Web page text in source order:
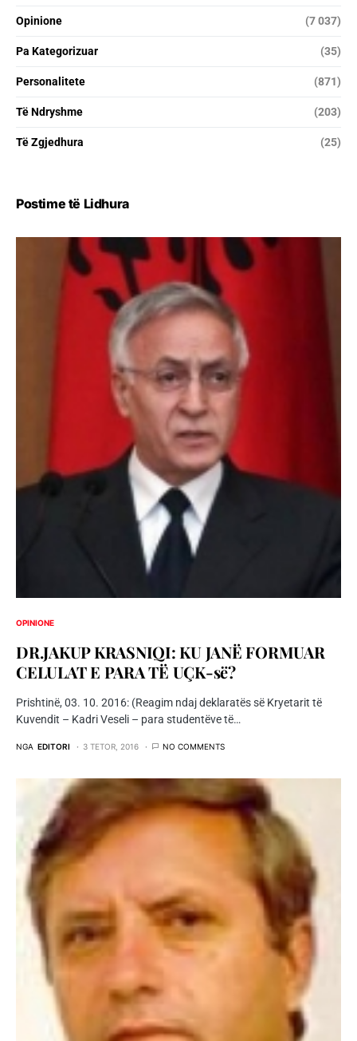
Opinione (7 037)
Pa Kategorizuar (35)
Personalitete (871)
Të Ndryshme (203)
Të Zgjedhura (25)
Postime të Lidhura
OPINIONE
DR.JAKUP KRASNIQI: KU JANË FORMUAR
CELULAT E PARA TË UÇK-së?
Prishtinë, 03. 10. 2016: (Reagim ndaj deklaratës së Kryetarit të
Kuvendit – Kadri Veseli – para studentëve të…
NGA EDITORI 3 TETOR, 2016 NO COMMENTS